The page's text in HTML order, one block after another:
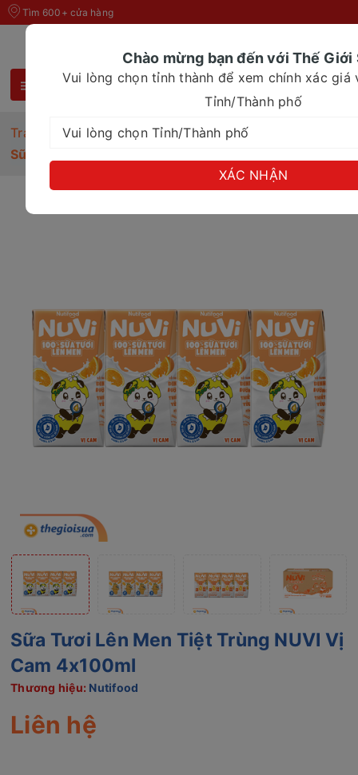
Tìm 600+ cửa hàng
Trang chủ
Sữa tươi chua
Sữa Tươi Lên Men Tiệt Trùng NUVI Vị Cam 4x100ml
Sữa Tươi Lên Men Tiệt Trùng NUVI Vị
Cam 4x100ml
Thương hiệu: Nutifood
Liên hệ
Chào mừng bạn đến với Thế Giới
Vui lòng chọn tỉnh thành để xem chính xác giá
Tỉnh/Thành phố
XÁC NHẬN